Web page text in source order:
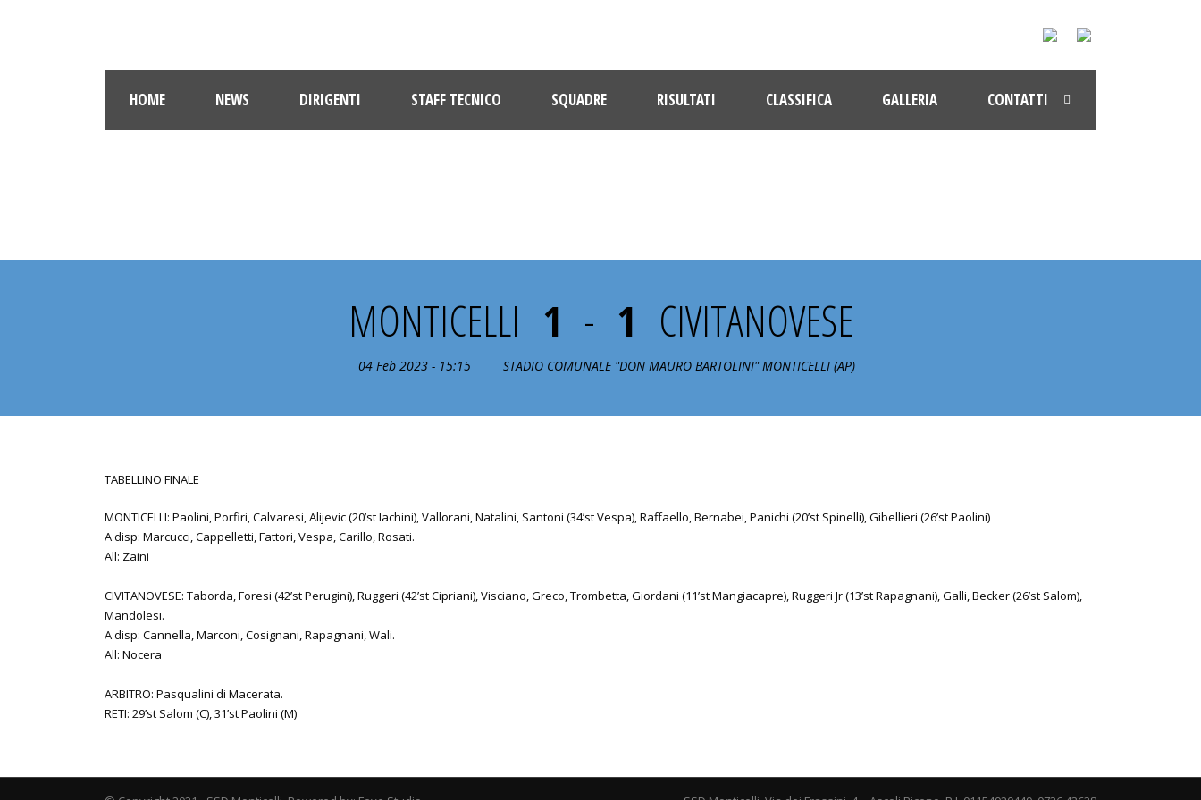
HOME NEWS DIRIGENTI STAFF TECNICO SQUADRE RISULTATI CLASSIFICA GALLERIA CONTATTI
MONTICELLI 1 - 1 CIVITANOVESE
04 Feb 2023 - 15:15 STADIO COMUNALE "DON MAURO BARTOLINI" MONTICELLI (AP)
TABELLINO FINALE
MONTICELLI: Paolini, Porfiri, Calvaresi, Alijevic (20’st Iachini), Vallorani, Natalini, Santoni (34’st Vespa), Raffaello, Bernabei, Panichi (20’st Spinelli), Gibellieri (26’st Paolini)
A disp: Marcucci, Cappelletti, Fattori, Vespa, Carillo, Rosati.
All: Zaini
CIVITANOVESE: Taborda, Foresi (42’st Perugini), Ruggeri (42’st Cipriani), Visciano, Greco, Trombetta, Giordani (11’st Mangiacapre), Ruggeri Jr (13’st Rapagnani), Galli, Becker (26’st Salom),
Mandolesi.
A disp: Cannella, Marconi, Cosignani, Rapagnani, Wali.
All: Nocera
ARBITRO: Pasqualini di Macerata.
RETI: 29’st Salom (C), 31’st Paolini (M)